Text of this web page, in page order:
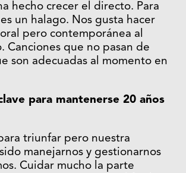
hecho crecer el directo. Para
un halago. Nos gusta hacer
pero contemporánea al
Canciones que no pasan de
son adecuadas al momento en
para mantenerse 20 años
triunfar pero nuestra
manejarnos y gestionarnos
Cuidar mucho la parte